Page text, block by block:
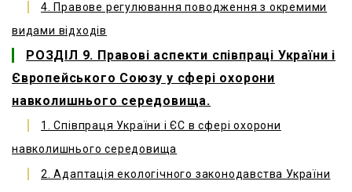
4. Правове регулювання поводження з окремими
видами відходів
РОЗДІЛ 9. Правові аспекти співпраці України і
Європейського Союзу у сфері охорони
навколишнього середовища.
1. Співпраця України і ЄС в сфері охорони
навколишнього середовища
2. Адаптація екологічного законодавства України